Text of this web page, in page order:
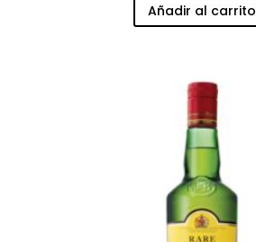
Añadir al carrito